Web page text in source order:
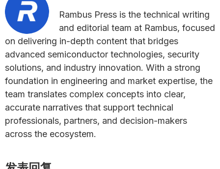
Rambus Press is the technical writing
and editorial team at Rambus, focused
on delivering in-depth content that bridges
advanced semiconductor technologies, security
solutions, and industry innovation. With a strong
foundation in engineering and market expertise, the
team translates complex concepts into clear,
accurate narratives that support technical
professionals, partners, and decision-makers
across the ecosystem.